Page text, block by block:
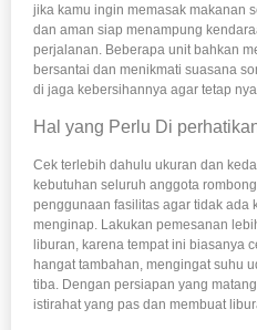
jika kamu ingin memasak makanan
dan aman siap menampung
perjalanan. Beberapa unit bahkan
bersantai dan menikmati suasana
di jaga kebersihannya agar tetap
Hal yang Perlu Di
Cek terlebih dahulu ukuran dan
kebutuhan seluruh anggota
penggunaan fasilitas agar tidak ada
menginap. Lakukan pemesanan
liburan, karena tempat ini biasanya
hangat tambahan, mengingat suhu
tiba. Dengan persiapan yang
istirahat yang pas dan membuat